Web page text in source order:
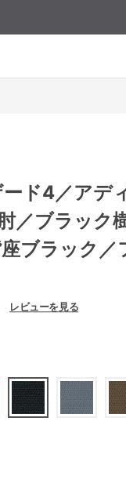
ド4／アデ
／ブラック
ブラック／
レビューを見る